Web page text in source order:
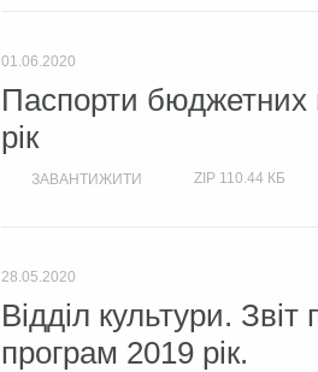
01.06.2020
Паспорти бюджетних
рік
ЗАВАНТИЖИТИ ZIP 110.44 КБ
28.05.2020
Відділ культури.
програм 2019 рік.